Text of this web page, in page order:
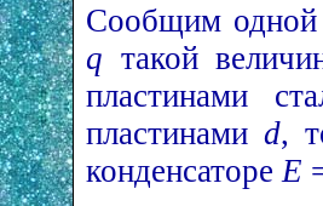
Сообщим одной
q такой
пластинами
пластинами d,
конденсаторе Е